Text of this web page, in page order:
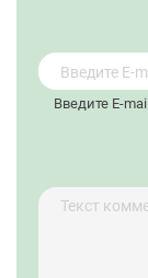
Введите E-